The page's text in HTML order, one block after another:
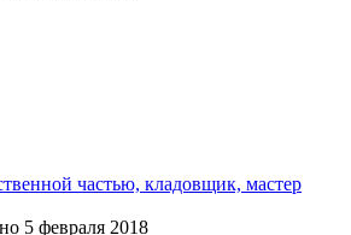
частью, кладовщик, мастер
5 февраля 2018